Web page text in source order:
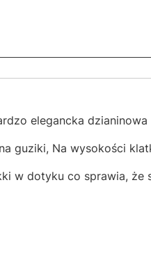
elegancka
guziki, Na wysokości
w dotyku co sprawia,